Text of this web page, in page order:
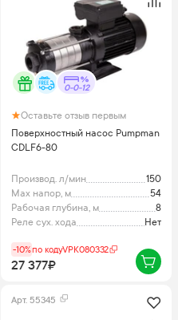
0-0-12
Оставьте отзыв первым
Поверхностный насос Pumpman
CDLF6-80
Производ. л/мин
150
Max напор, м
54
Рабочая глубина, м
8
Реле сух. хода
Нет
-10%по кодуVPK080332
27 377₽
Арт. 55345